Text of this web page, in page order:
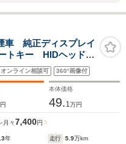
純正ディスプレイ
トキー HIDヘッド
CD
オンライン相談可 360°画像付
本体価格
49. 1万円
月々7,400円
年 走行 5.9万km